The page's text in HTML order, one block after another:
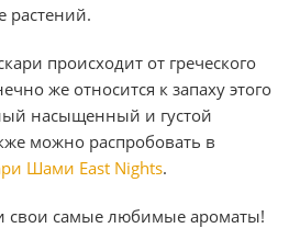
растений.
происходит от греческого
же относится к запаху этого
насыщенный и густой
можно распробовать в
Шами East Nights.
свои самые любимые ароматы!